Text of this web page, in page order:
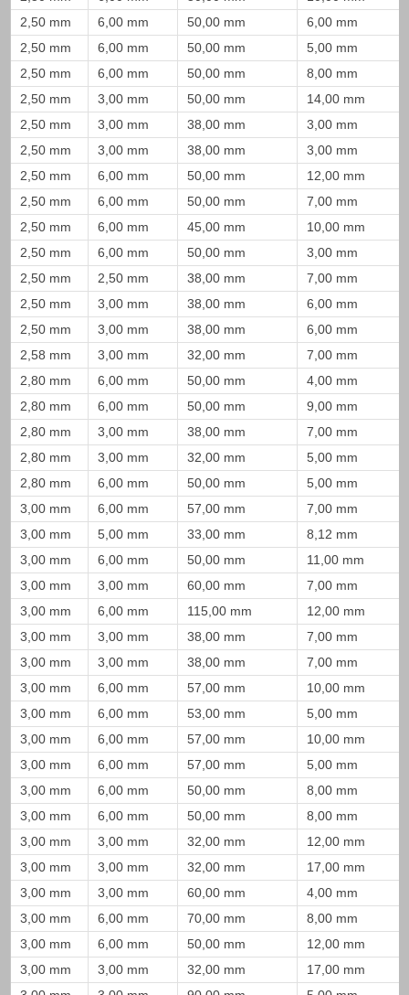
2,50 mm
6,00 mm 50,00 mm
6,00 mm
2,50 mm
6,00 mm 50,00 mm
5,00 mm
2,50 mm
6,00 mm 50,00 mm
8,00 mm
2,50 mm
3,00 mm 50,00 mm
14,00 mm
2,50 mm
3,00 mm 38,00 mm
3,00 mm
2,50 mm
3,00 mm 38,00 mm
3,00 mm
2,50 mm
6,00 mm 50,00 mm
12,00 mm
2,50 mm
6,00 mm 50,00 mm
7,00 mm
2,50 mm
6,00 mm 45,00 mm
10,00 mm
2,50 mm
6,00 mm 50,00 mm
3,00 mm
2,50 mm
2,50 mm 38,00 mm
7,00 mm
2,50 mm
3,00 mm 38,00 mm
6,00 mm
2,50 mm
3,00 mm 38,00 mm
6,00 mm
2,58 mm
3,00 mm 32,00 mm
7,00 mm
2,80 mm
6,00 mm 50,00 mm
4,00 mm
2,80 mm
6,00 mm 50,00 mm
9,00 mm
2,80 mm
3,00 mm 38,00 mm
7,00 mm
2,80 mm
3,00 mm 32,00 mm
5,00 mm
2,80 mm
6,00 mm 50,00 mm
5,00 mm
3,00 mm
6,00 mm 57,00 mm
7,00 mm
3,00 mm
5,00 mm 33,00 mm
8,12 mm
3,00 mm
6,00 mm 50,00 mm
11,00 mm
3,00 mm
3,00 mm 60,00 mm
7,00 mm
3,00 mm
6,00 mm 115,00 mm
12,00 mm
3,00 mm
3,00 mm 38,00 mm
7,00 mm
3,00 mm
3,00 mm 38,00 mm
7,00 mm
3,00 mm
6,00 mm 57,00 mm
10,00 mm
3,00 mm
6,00 mm 53,00 mm
5,00 mm
3,00 mm
6,00 mm 57,00 mm
10,00 mm
3,00 mm
6,00 mm 57,00 mm
5,00 mm
3,00 mm
6,00 mm 50,00 mm
8,00 mm
3,00 mm
6,00 mm 50,00 mm
8,00 mm
3,00 mm
3,00 mm 32,00 mm
12,00 mm
3,00 mm
3,00 mm 32,00 mm
17,00 mm
3,00 mm
3,00 mm 60,00 mm
4,00 mm
3,00 mm
6,00 mm 70,00 mm
8,00 mm
3,00 mm
6,00 mm 50,00 mm
12,00 mm
3,00 mm
3,00 mm 32,00 mm
17,00 mm